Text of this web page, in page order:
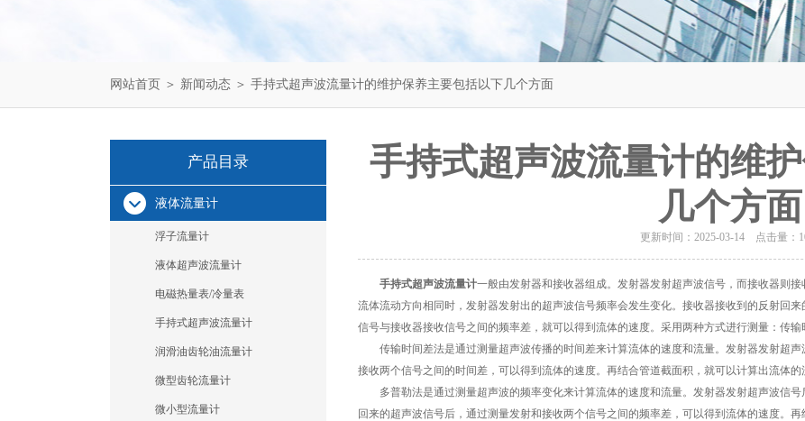
网站首页 ＞ 新闻动态 ＞ 手持式超声波流量计的维护保养主要包括以下几个方面
产品目录
液体流量计
浮子流量计
液体超声波流量计
电磁热量表/冷量表
手持式超声波流量计
润滑油齿轮油流量计
微型齿轮流量计
微小型流量计
手持式超声波流量计的维
几个方面
更新时间：2025-03-14 点击量：
手持式超声波流量计一般由发射器和接收器组成。发射器发射超声波信号，而接收器则
流体流动方向相同时，发射器发射出的超声波信号频率会发生变化。接收器接收到的反射回
信号与接收器接收信号之间的频率差，就可以得到流体的速度。采用两种方式进行测量：传输
传输时间差法是通过测量超声波传播的时间差来计算流体的速度和流量。发射器发射超声
接收两个信号之间的时间差，可以得到流体的速度。再结合管道截面积，就可以计算出流体的
多普勒法是通过测量超声波的频率变化来计算流体的速度和流量。发射器发射超声波信号
回来的超声波信号后，通过测量发射和接收两个信号之间的频率差，可以得到流体的速度。再